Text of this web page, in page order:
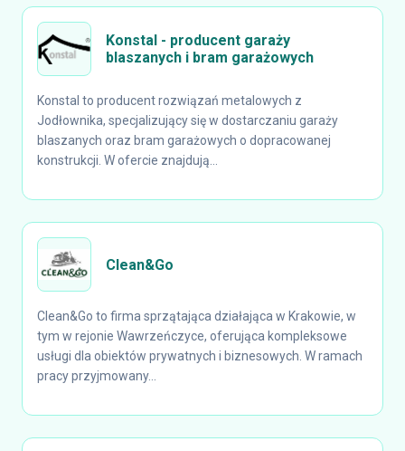
Konstal - producent garaży
blaszanych i bram garażowych
Konstal to producent rozwiązań metalowych z
Jodłownika, specjalizujący się w dostarczaniu garaży
blaszanych oraz bram garażowych o dopracowanej
konstrukcji. W ofercie znajdują...
Clean&Go
Clean&Go to firma sprzątająca działająca w Krakowie, w
tym w rejonie Wawrzeńczyce, oferująca kompleksowe
usługi dla obiektów prywatnych i biznesowych. W ramach
pracy przyjmowany...